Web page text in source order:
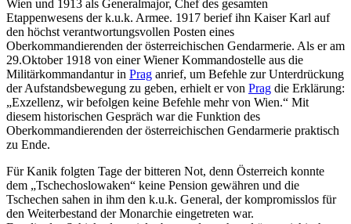
Wien und 1913 als Generalmajor, Chef des gesamten
Etappenwesens der k.u.k. Armee. 1917 berief ihn Kaiser Karl auf
den höchst verantwortungsvollen Posten eines
Oberkommandierenden der österreichischen Gendarmerie. Als er am
29.Oktober 1918 von einer Wiener Kommandostelle aus die
Militärkommandantur in Prag anrief, um Befehle zur Unterdrückung
der Aufstandsbewegung zu geben, erhielt er von Prag die Erklärung:
„Exzellenz, wir befolgen keine Befehle mehr von Wien.“ Mit
diesem historischen Gespräch war die Funktion des
Oberkommandierenden der österreichischen Gendarmerie praktisch
zu Ende.
Für Kanik folgten Tage der bitteren Not, denn Österreich konnte
dem „Tschechoslowaken“ keine Pension gewähren und die
Tschechen sahen in ihm den k.u.k. General, der kompromisslos für
den Weiterbestand der Monarchie eingetreten war.